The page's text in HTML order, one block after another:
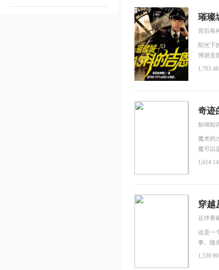
璀璨
背后有
阳光下
博朋克
人类寿
奇迹
如倾如
魔术的
魔可以
说一句
新有节
穿越
豆拌青
这是一
事。随
元，抢